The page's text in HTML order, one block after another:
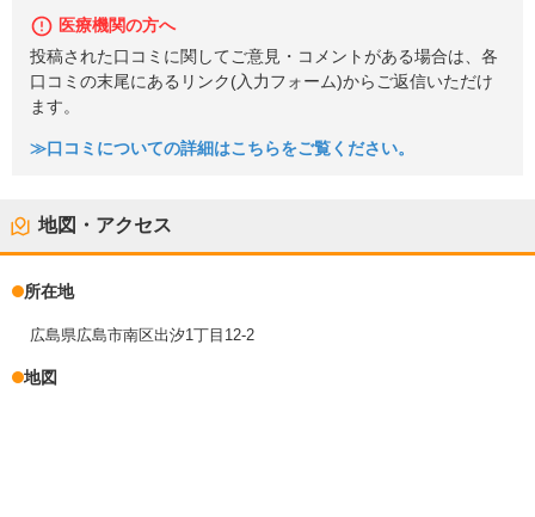
医療機関の方へ
投稿された口コミに関してご意見・コメントがある場合は、各
口コミの末尾にあるリンク(入力フォーム)からご返信いただけ
ます。
≫口コミについての詳細はこちらをご覧ください。
地図・アクセス
所在地
広島県広島市南区出汐1丁目12-2
地図